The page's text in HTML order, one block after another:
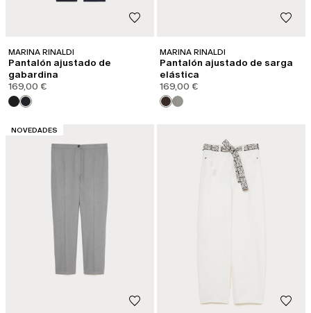
MARINA RINALDI
Pantalón ajustado de
gabardina
169,00 €
MARINA RINALDI
Pantalón ajustado de sarga
elástica
169,00 €
CATEGORÍA:
NOVEDADES